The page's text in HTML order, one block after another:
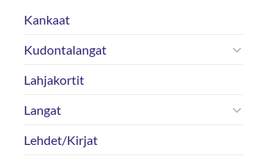
Kankaat
Kudontalangat
Lahjakortit
Langat
Lehdet/Kirjat